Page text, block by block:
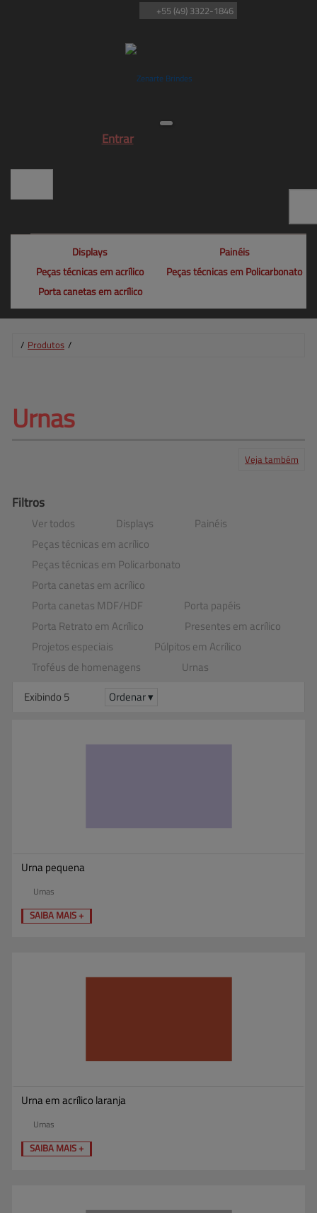
Entrar
+55 (49) 3322-1846
Displays
Painéis
Peças técnicas em acrílico
Peças técnicas em Policarbonato
Porta canetas em acrílico
/ Produtos /
Urnas
Veja também
Filtros
Ver todos Displays
Painéis
Peças técnicas em acrílico
Peças técnicas em Policarbonato
Porta canetas em acrílico
Porta canetas MDF​/​HDF
Porta papéis
Porta Retrato em Acrílico
Presentes em acrílico
Projetos especiais
Púlpitos em Acrílico
Troféus de homenagens
Urnas
Exibindo 5
Ordenar ▾
Urna pequena
Urnas
SAIBA MAIS +
Urna em acrílico laranja
Urnas
SAIBA MAIS +